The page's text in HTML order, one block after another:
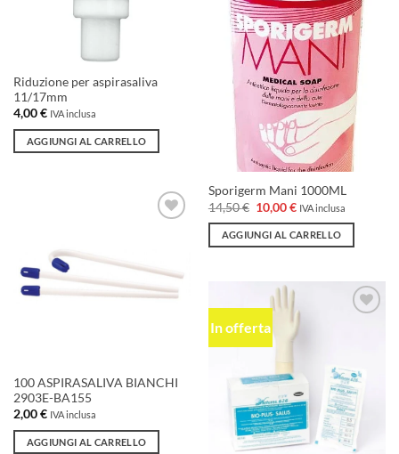
Riduzione per aspirasaliva
11/17mm
4,00€ IVA inclusa
AGGIUNGI AL CARRELLO
Sporigerm Mani 1000ML
14,50€ Il
prezzo
originale
era:
14,50 €.
10,00€Il
attuale
è:
10,00 €.
IVA inclusa
AGGIUNGI AL CARRELLO
desideri
100 ASPIRASALIVA BIANCHI
2903E-BA155
2,00€ IVA inclusa
AGGIUNGI AL CARRELLO
In offerta